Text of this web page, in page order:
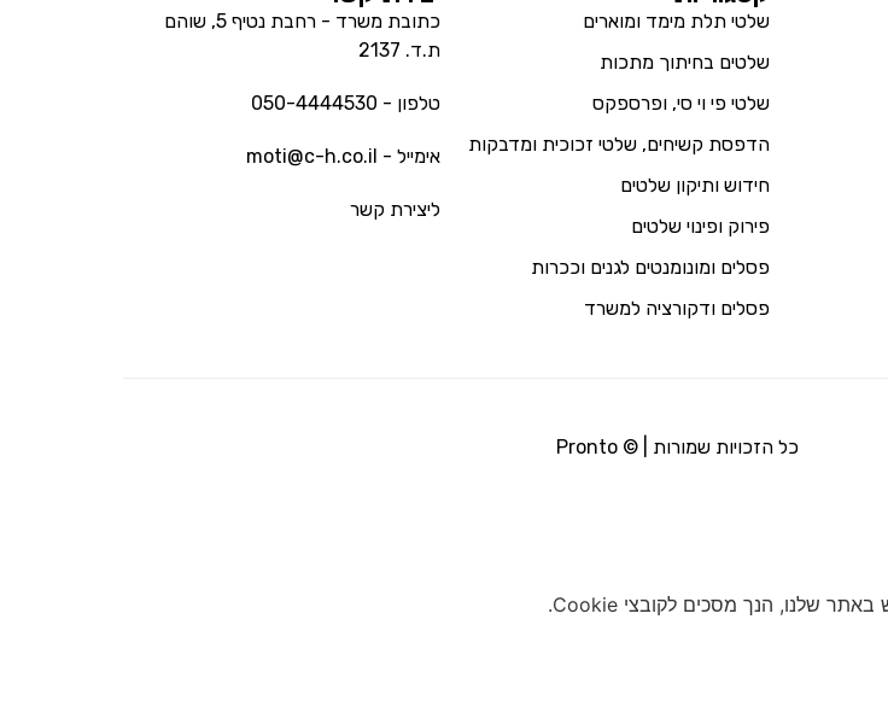
שלטי תלת מימד ומוארים
שלטים בחיתוך מתכות
שלטי פי וי סי, ופרספקס
הדפסת קשיחים, שלטי זכוכית ומדבקות
חידוש ותיקון שלטים
פירוק ופינוי שלטים
פסלים ומונומנטים לגנים וככרות
פסלים ודקורציה למשרד
כתובת משרד - רחבת נטיף 5, שוהם
ת.ד. 2137
טלפון - 050-4444530
אימייל - moti@c-h.co.il
ליצירת קשר
כל הזכויות שמורות | © Pronto